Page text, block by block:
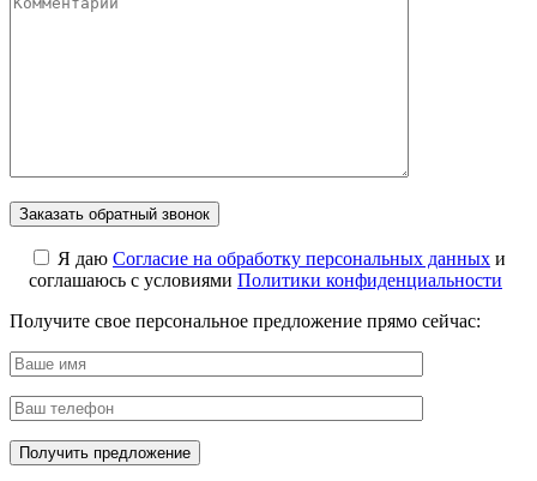
Я даю Cогласие на обработку персональных данных и
соглашаюсь с условиями Политики конфиденциальности
Получите свое персональное предложение прямо сейчас: